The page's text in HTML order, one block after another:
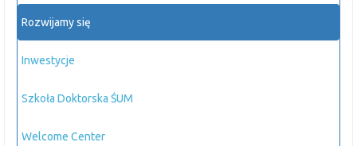
Rozwijamy się
Inwestycje
Szkoła Doktorska ŚUM
Welcome Center